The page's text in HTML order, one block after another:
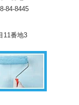
84-8445
11番地3